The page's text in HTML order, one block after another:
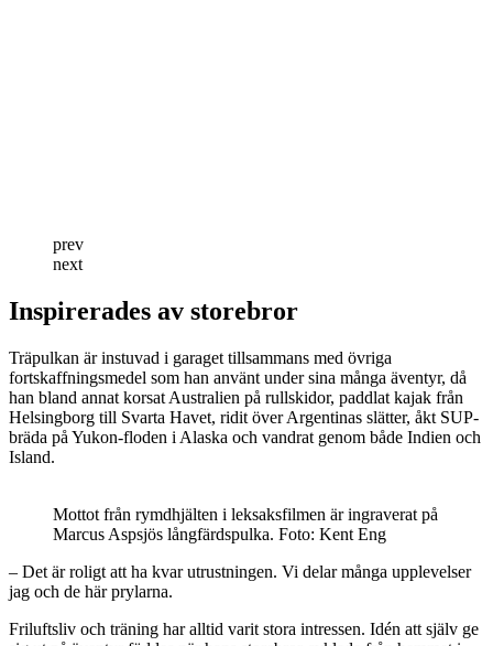
prev
next
Inspirerades av storebror
Träpulkan är instuvad i garaget tillsammans med övriga
fortskaffningsmedel som han använt under sina många äventyr, då
han bland annat korsat Australien på rullskidor, paddlat kajak från
Helsingborg till Svarta Havet, ridit över Argentinas slätter, åkt SUP-
bräda på Yukon-floden i Alaska och vandrat genom både Indien och
Island.
Mottot från rymdhjälten i leksaksfilmen är ingraverat på
Marcus Aspsjös långfärdspulka. Foto: Kent Eng
– Det är roligt att ha kvar utrustningen. Vi delar många upplevelser
jag och de här prylarna.
Friluftsliv och träning har alltid varit stora intressen. Idén att själv ge